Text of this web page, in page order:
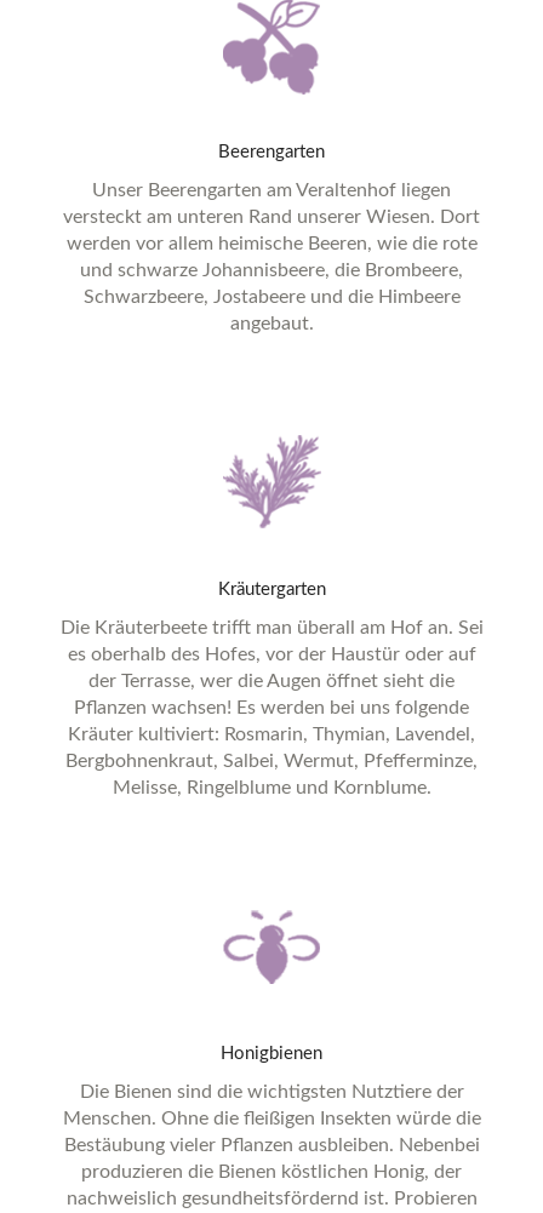
Beerengarten
Unser Beerengarten am Veraltenhof liegen
versteckt am unteren Rand unserer Wiesen. Dort
werden vor allem heimische Beeren, wie die rote
und schwarze Johannisbeere, die Brombeere,
Schwarzbeere, Jostabeere und die Himbeere
angebaut.
Kräutergarten
Die Kräuterbeete trifft man überall am Hof an. Sei
es oberhalb des Hofes, vor der Haustür oder auf
der Terrasse, wer die Augen öffnet sieht die
Pflanzen wachsen! Es werden bei uns folgende
Kräuter kultiviert: Rosmarin, Thymian, Lavendel,
Bergbohnenkraut, Salbei, Wermut, Pfefferminze,
Melisse, Ringelblume und Kornblume.
Honigbienen
Die Bienen sind die wichtigsten Nutztiere der
Menschen. Ohne die fleißigen Insekten würde die
Bestäubung vieler Pflanzen ausbleiben. Nebenbei
produzieren die Bienen köstlichen Honig, der
nachweislich gesundheitsfördernd ist. Probieren